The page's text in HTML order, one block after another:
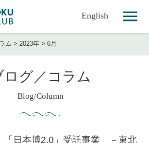
English
ム >2023年 >6月
ログ／コラム
Blog/Column
「日本博2.0」受託事業 －東北